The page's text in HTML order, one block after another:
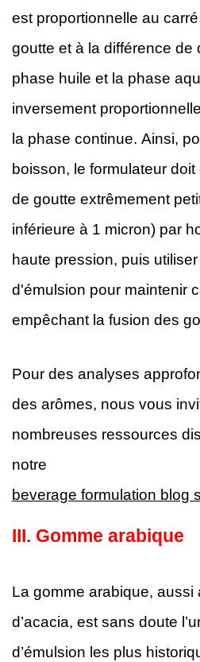
est proportionnelle au
goutte et à la différence de
phase huile et la phase
inversement
la phase continue. Ainsi,
boisson, le formulateur
de goutte extrêmement
inférieure à 1 micron) par
haute pression, puis
d'émulsion pour maintenir
empêchant la fusion des
Pour des analyses
des arômes, nous vous
nombreuses ressources
notre
beverage formulation blog
III. Gomme arabique
La gomme arabique, aussi
d’acacia, est sans doute
d’émulsion les plus